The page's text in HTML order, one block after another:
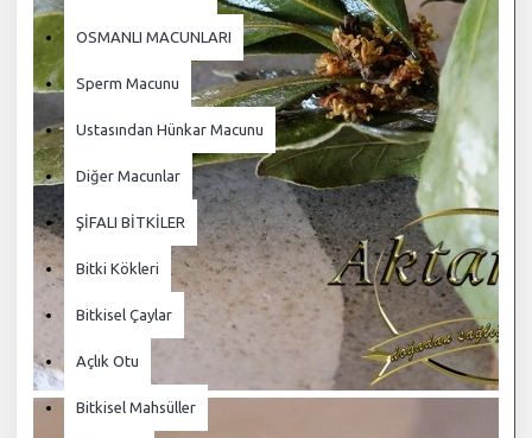
OSMANLI MACUNLARI
Sperm Macunu
Ustasından Hünkar Macunu
Diğer Macunlar
ŞİFALI BİTKİLER
Bitki Kökleri
Bitkisel Çaylar
Açlık Otu
Bitkisel Mahsüller